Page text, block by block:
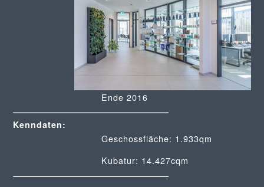
Ende 2016
Kenndaten:
Geschossfläche: 1.933qm
Kubatur: 14.427cqm